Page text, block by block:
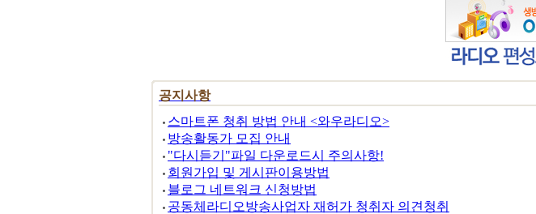
공지사항
스마트폰 청취 방법 안내 <와우라디오>
방송활동가 모집 안내
"다시듣기"파일 다운로드시 주의사항!
회원가입 및 게시판이용방법
블로그 네트워크 신청방법
공동체라디오방송사업자 재허가 청취자 의견청취